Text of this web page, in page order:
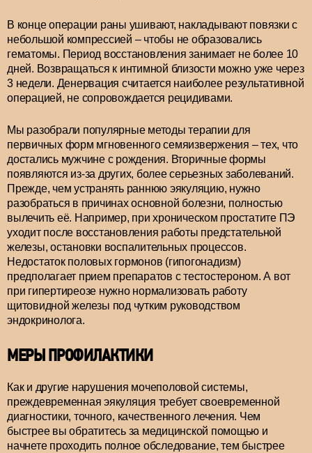
В конце операции раны ушивают, накладывают повязки с
небольшой компрессией – чтобы не образовались
гематомы. Период восстановления занимает не более 10
дней. Возвращаться к интимной близости можно уже через
3 недели. Денервация считается наиболее результативной
операцией, не сопровождается рецидивами.
Мы разобрали популярные методы терапии для
первичных форм мгновенного семяизвержения – тех, что
достались мужчине с рождения. Вторичные формы
появляются из-за других, более серьезных заболеваний.
Прежде, чем устранять раннюю эякуляцию, нужно
разобраться в причинах основной болезни, полностью
вылечить её. Например, при хроническом простатите ПЭ
уходит после восстановления работы предстательной
железы, остановки воспалительных процессов.
Недостаток половых гормонов (гипогонадизм)
предполагает прием препаратов с тестостероном. А вот
при гипертиреозе нужно нормализовать работу
щитовидной железы под чутким руководством
эндокринолога.
МЕРЫ ПРОФИЛАКТИКИ
Как и другие нарушения мочеполовой системы,
преждевременная эякуляция требует своевременной
диагностики, точного, качественного лечения. Чем
быстрее вы обратитесь за медицинской помощью и
начнете проходить полное обследование, тем быстрее